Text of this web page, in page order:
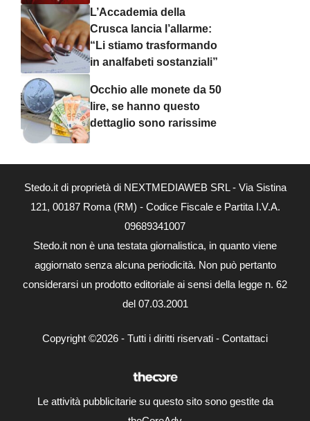
L’Accademia della
Crusca lancia l’allarme:
“Li stiamo trasformando
in analfabeti sostanziali”
Occhio alle monete da 50
lire, se hanno questo
dettaglio sono rarissime
Stedo.it di proprietà di NEXTMEDIAWEB SRL - Via Sistina
121, 00187 Roma (RM) - Codice Fiscale e Partita I.V.A.
09689341007
Stedo.it non è una testata giornalistica, in quanto viene
aggiornato senza alcuna periodicità. Non può pertanto
considerarsi un prodotto editoriale ai sensi della legge n. 62
del 07.03.2001
Copyright ©2026 - Tutti i diritti riservati - Contattaci
Le attività pubblicitarie su questo sito sono gestite da